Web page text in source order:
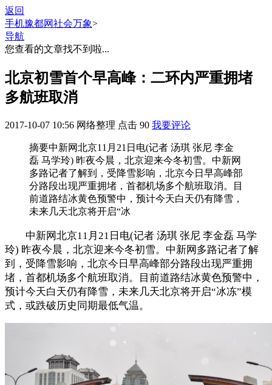
返回
手机豫都网社会万象>
导航
您查看的文章找不到啦...
北京初雪首个早高峰：二环内严重拥堵
多航班取消
2017-10-07 10:56 网络整理 点击 90 我要评论
摘要中新网北京11月21日电(记者 汤琪 张尼 李金
磊 马学玲) 昨夜今晨，北京迎来今冬初雪。中新网
多路记者了解到，受降雪影响，北京今日早高峰部
分路段出现严重拥堵，首都机场多个航班取消。目
前道路结冰黄色预警中，预计今天白天仍有降雪，
未来几天北京将开启“冰
中新网北京11月21日电(记者 汤琪 张尼 李金磊 马学
玲) 昨夜今晨，北京迎来今冬初雪。中新网多路记者了解
到，受降雪影响，北京今日早高峰部分路段出现严重拥
堵，首都机场多个航班取消。目前道路结冰黄色预警中，
预计今天白天仍有降雪，未来几天北京将开启“冰冻”模
式，或跌破历史同期最低气温。